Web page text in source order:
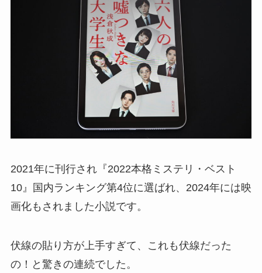
2021年に刊行され『2022本格ミステリ・ベスト
10』国内ランキング第4位に選ばれ、2024年には映
画化もされました小説です。
伏線の貼り方が上手すぎて、これも伏線だった
の！と驚きの連続でした。